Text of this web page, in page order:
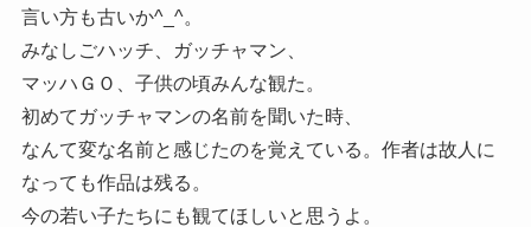
言い方も古いか^_^。
みなしごハッチ、ガッチャマン、
マッハＧＯ、子供の頃みんな観た。
初めてガッチャマンの名前を聞いた時、
なんて変な名前と感じたのを覚えている。作者は故人に
なっても作品は残る。
今の若い子たちにも観てほしいと思うよ。